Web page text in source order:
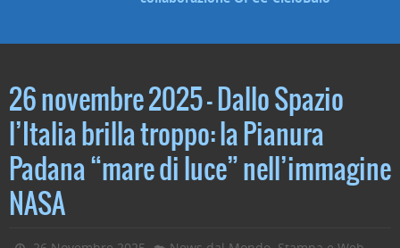
26 novembre 2025 – Dallo Spazio
l’Italia brilla troppo: la Pianura
Padana “mare di luce” nell’immagine
NASA